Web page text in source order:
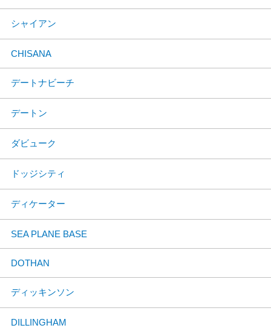
シャイアン
CHISANA
デートナビーチ
デートン
ダビューク
ドッジシティ
ディケーター
SEA PLANE BASE
DOTHAN
ディッキンソン
DILLINGHAM